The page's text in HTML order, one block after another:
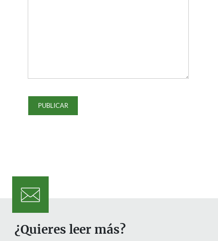
¿Quieres leer más?